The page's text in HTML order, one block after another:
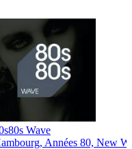
Wave
Années 80, New